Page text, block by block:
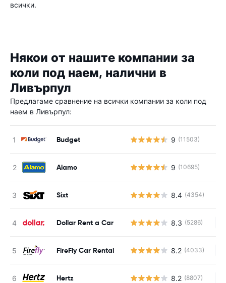
всички.
Някои от нашите компании за
коли под наем, налични в
Ливърпул
Предлагаме сравнение на всички компании за коли под
наем в Ливърпул:
Budget 9 (11503)
Alamo 9 (10695)
Sixt 8.4 (4354)
Dollar Rent a Car 8.3 (5286)
FireFly Car Rental 8.2 (4033)
Hertz 8.2 (8807)